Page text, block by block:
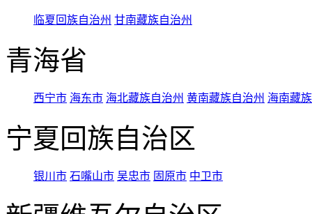
临夏回族自治州 甘南藏族自治州
青海省
西宁市 海东市 海北藏族自治州 黄南藏族自治州 海南藏
宁夏回族自治区
银川市 石嘴山市 吴忠市 固原市 中卫市